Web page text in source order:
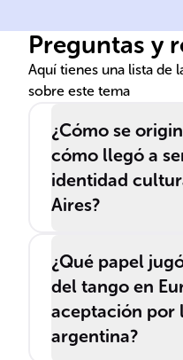
Preguntas y
Aquí tienes una lista de
sobre este tema
¿Cómo se
cómo llegó a
identidad
Aires?
¿Qué papel
del tango en
aceptación por
argentina?